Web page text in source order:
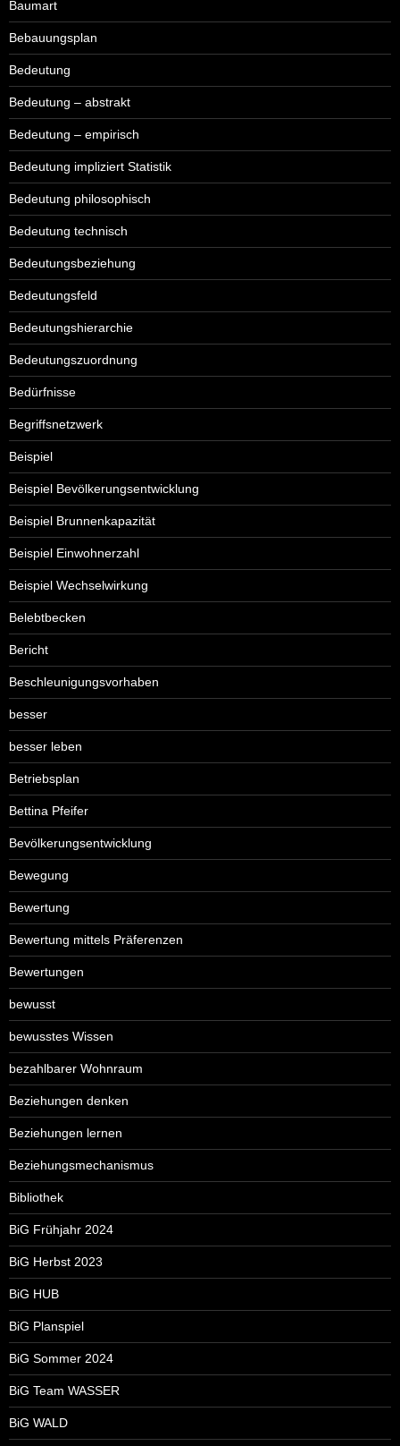
Baumart
Bebauungsplan
Bedeutung
Bedeutung – abstrakt
Bedeutung – empirisch
Bedeutung impliziert Statistik
Bedeutung philosophisch
Bedeutung technisch
Bedeutungsbeziehung
Bedeutungsfeld
Bedeutungshierarchie
Bedeutungszuordnung
Bedürfnisse
Begriffsnetzwerk
Beispiel
Beispiel Bevölkerungsentwicklung
Beispiel Brunnenkapazität
Beispiel Einwohnerzahl
Beispiel Wechselwirkung
Belebtbecken
Bericht
Beschleunigungsvorhaben
besser
besser leben
Betriebsplan
Bettina Pfeifer
Bevölkerungsentwicklung
Bewegung
Bewertung
Bewertung mittels Präferenzen
Bewertungen
bewusst
bewusstes Wissen
bezahlbarer Wohnraum
Beziehungen denken
Beziehungen lernen
Beziehungsmechanismus
Bibliothek
BiG Frühjahr 2024
BiG Herbst 2023
BiG HUB
BiG Planspiel
BiG Sommer 2024
BiG Team WASSER
BiG WALD